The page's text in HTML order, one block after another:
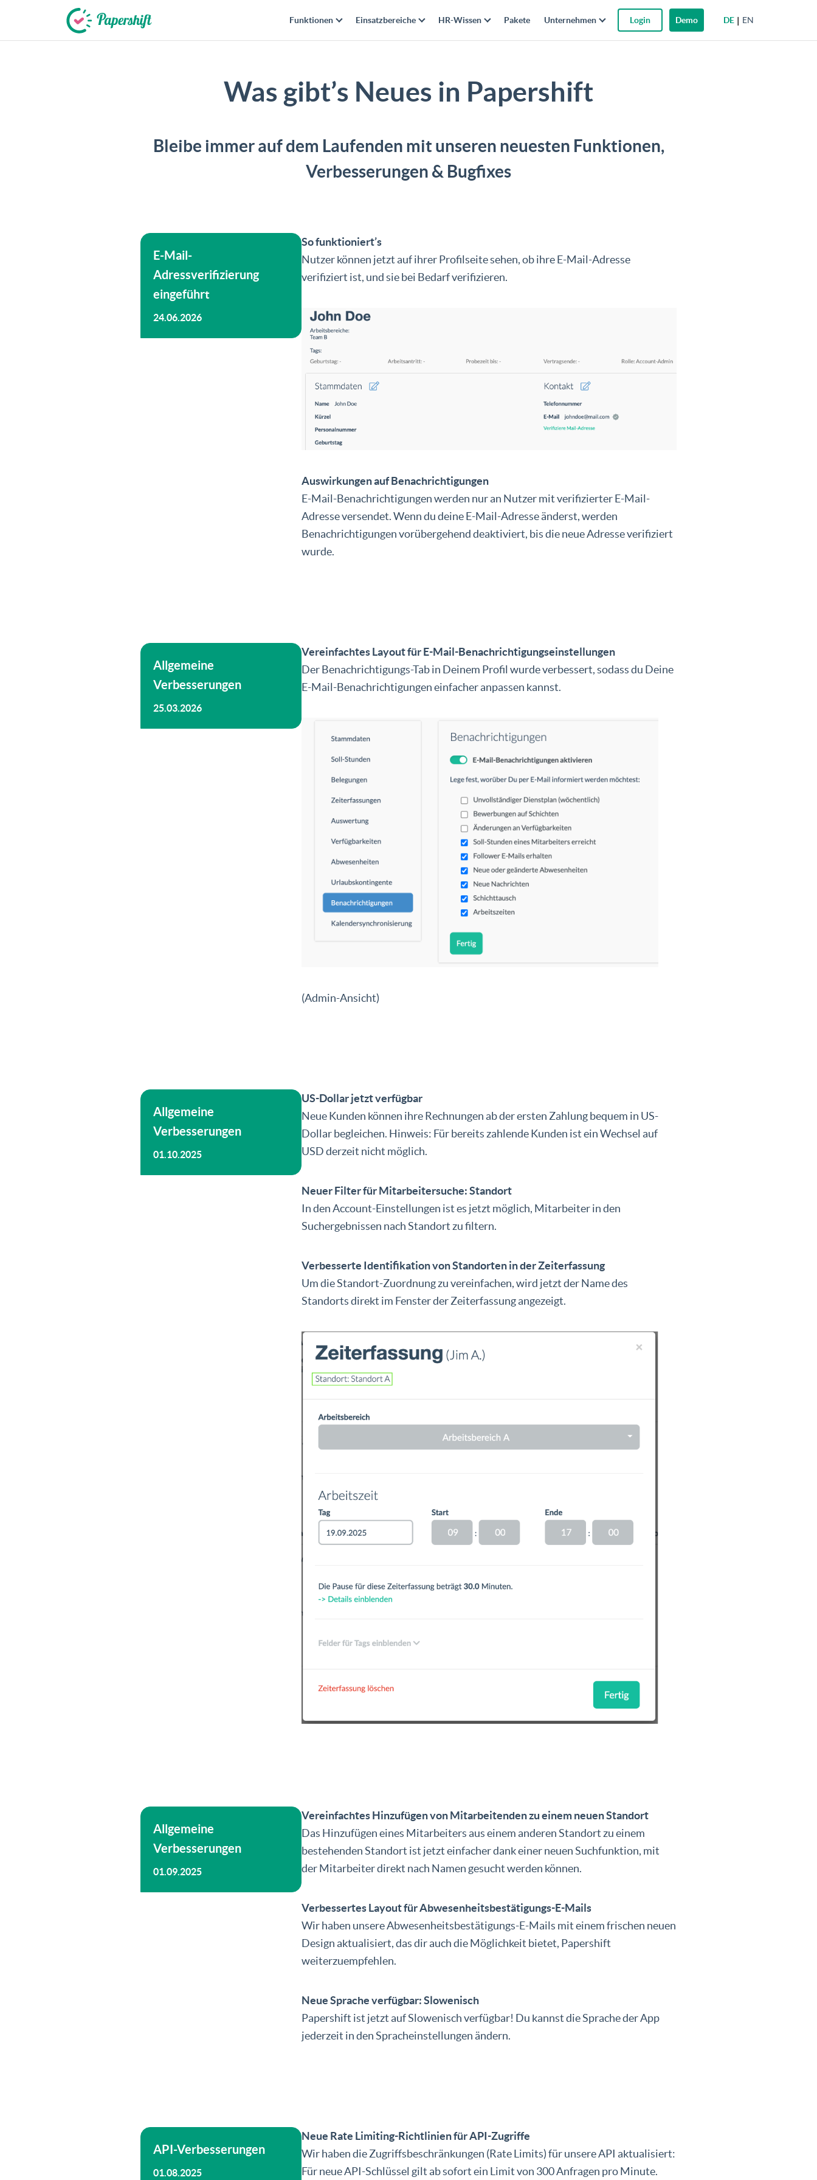
DE EN
Funktionen Einsatzbereiche HR-Wissen Pakete Unternehmen Login Demo
Was gibt’s Neues in Papershift
Bleibe immer auf dem Laufenden mit unseren neuesten Funktionen,
Verbesserungen & Bugfixes
E-Mail-
Adressverifizierung
eingeführt
24.06.2026
So funktioniert’s
Nutzer können jetzt auf ihrer Profilseite sehen, ob ihre E-Mail-Adresse
verifiziert ist, und sie bei Bedarf verifizieren.
Auswirkungen auf Benachrichtigungen
E-Mail-Benachrichtigungen werden nur an Nutzer mit verifizierter E-Mail-
Adresse versendet. Wenn du deine E-Mail-Adresse änderst, werden
Benachrichtigungen vorübergehend deaktiviert, bis die neue Adresse verifiziert
wurde.
Allgemeine
Verbesserungen
25.03.2026
Vereinfachtes Layout für E-Mail-Benachrichtigungseinstellungen
Der Benachrichtigungs-Tab in Deinem Profil wurde verbessert, sodass du Deine
E-Mail-Benachrichtigungen einfacher anpassen kannst.
(Admin-Ansicht)
Allgemeine
Verbesserungen
01.10.2025
US-Dollar jetzt verfügbar
Neue Kunden können ihre Rechnungen ab der ersten Zahlung bequem in US-
Dollar begleichen. Hinweis: Für bereits zahlende Kunden ist ein Wechsel auf
USD derzeit nicht möglich.
Neuer Filter für Mitarbeitersuche: Standort
In den Account-Einstellungen ist es jetzt möglich, Mitarbeiter in den
Suchergebnissen nach Standort zu filtern.
Verbesserte Identifikation von Standorten in der Zeiterfassung
Um die Standort-Zuordnung zu vereinfachen, wird jetzt der Name des
Standorts direkt im Fenster der Zeiterfassung angezeigt.
Allgemeine
Verbesserungen
01.09.2025
Vereinfachtes Hinzufügen von Mitarbeitenden zu einem neuen Standort
Das Hinzufügen eines Mitarbeiters aus einem anderen Standort zu einem
bestehenden Standort ist jetzt einfacher dank einer neuen Suchfunktion, mit
der Mitarbeiter direkt nach Namen gesucht werden können.
Verbessertes Layout für Abwesenheitsbestätigungs-E-Mails
Wir haben unsere Abwesenheitsbestätigungs-E-Mails mit einem frischen neuen
Design aktualisiert, das dir auch die Möglichkeit bietet, Papershift
weiterzuempfehlen.
Neue Sprache verfügbar: Slowenisch
Papershift ist jetzt auf Slowenisch verfügbar! Du kannst die Sprache der App
jederzeit in den Spracheinstellungen ändern.
API-Verbesserungen
01.08.2025
Neue Rate Limiting-Richtlinien für API-Zugriffe
Wir haben die Zugriffsbeschränkungen (Rate Limits) für unsere API aktualisiert:
Für neue API-Schlüssel gilt ab sofort ein Limit von 300 Anfragen pro Minute.